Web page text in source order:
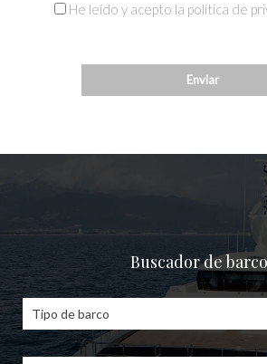
He leído y acepto la política de
Buscador de
Tipo de barco